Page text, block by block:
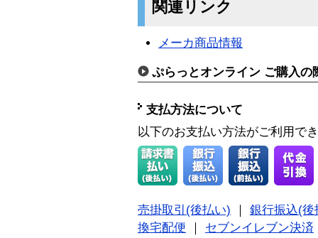
関連リンク
メーカ商品情報
ぷらっとオンライン ご購入の
支払方法について
以下のお支払い方法がご利用で
売掛取引(後払い)
銀行振込(後
換宅配便
セブンイレブン決済